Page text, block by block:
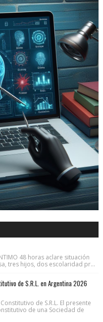
48 horas aclare situación
tres hijos, dos escolaridad pr...
de S.R.L. en Argentina 2026
de S.R.L. El presente
de una Sociedad de